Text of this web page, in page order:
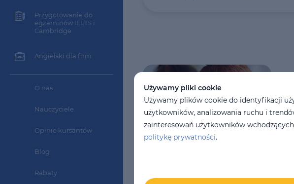
Przygotowanie do
egzaminów IELTS i
Cambridge
Angielski dla firm
O nas
Nauczyciele
Opinie kursantów
Blog
Rabaty
Używamy pliki cookie
Używamy plików cookie do identyfikacji
użytkowników, analizowania ruchu i
zainteresowań użytkowników
politykę prywatności.